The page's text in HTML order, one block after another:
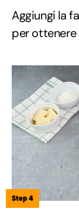
Aggiungi la
per ottenere
Step 4